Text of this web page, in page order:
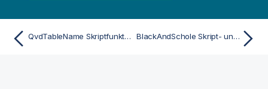
QvdTableName Skriptfunktion BlackAndSchole Skript- und Diagrammfunktion